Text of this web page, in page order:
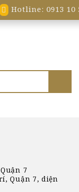
Hotline: 0913 10
Quận 7
Quận 7, diện